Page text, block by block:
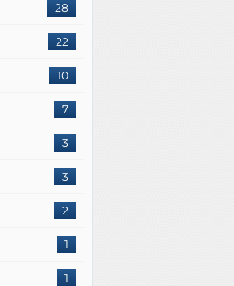
28
22
10
7
3
3
2
1
1